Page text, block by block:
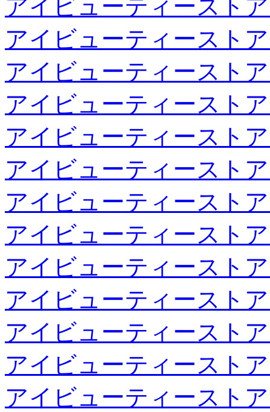
アイビューティースト
アイビューティースト
アイビューティースト
アイビューティースト
アイビューティースト
アイビューティースト
アイビューティースト
アイビューティースト
アイビューティースト
アイビューティースト
アイビューティースト
アイビューティースト
アイビューティースト